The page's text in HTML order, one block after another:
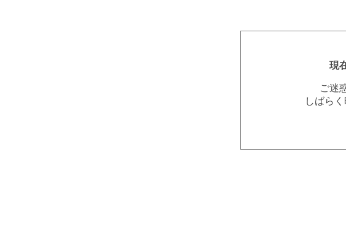
現
ご迷
しばら